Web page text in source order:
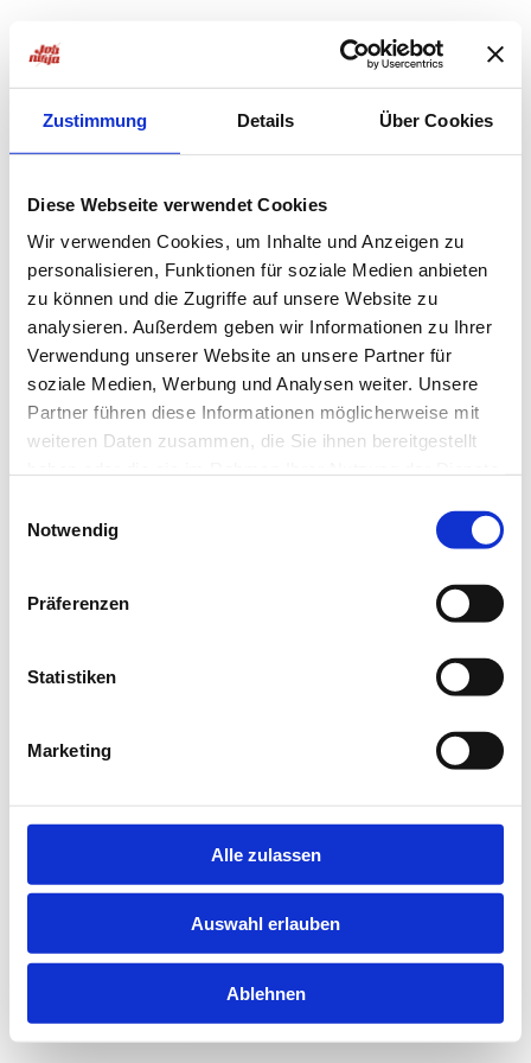
Zustimmung Details Über Cookies
Diese Webseite verwendet Cookies
Wir verwenden Cookies, um Inhalte und Anzeigen zu
personalisieren, Funktionen für soziale Medien anbieten
zu können und die Zugriffe auf unsere Website zu
analysieren. Außerdem geben wir Informationen zu Ihrer
Verwendung unserer Website an unsere Partner für
soziale Medien, Werbung und Analysen weiter. Unsere
Partner führen diese Informationen möglicherweise mit
weiteren Daten zusammen, die Sie ihnen bereitgestellt
Notwendig
Präferenzen
Statistiken
Marketing
Alle zulassen
Auswahl erlauben
Ablehnen
loadingjobninja.com
for more